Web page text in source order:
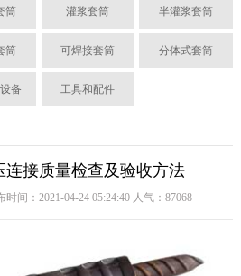
筒 灌浆套筒 半灌浆套筒
筒 可焊接套筒 分体式套筒
备 工具和配件
连接质量检查及验收方法
间：2021-04-24 05:24:40 人气：87068